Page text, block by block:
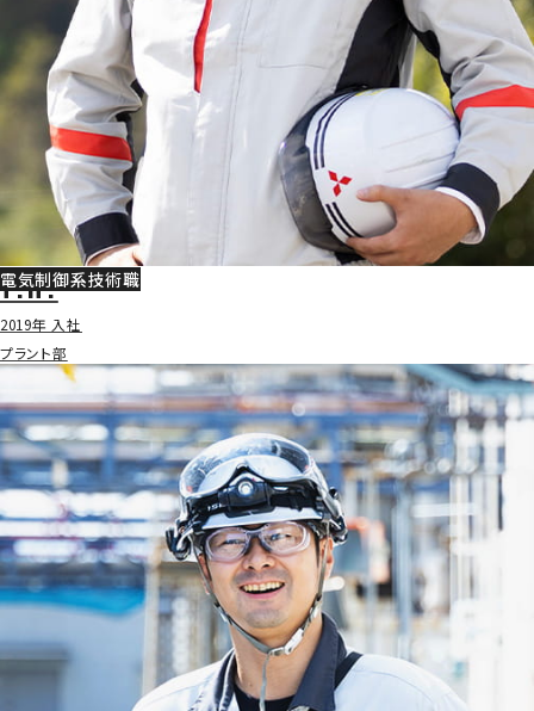
電気制御系技術職
T.H.
2019年 入社
プラント部